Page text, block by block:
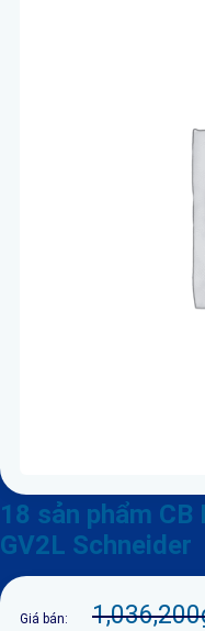
18 sản phẩm
GV2L Schneider
Giá bán: 1,036,200